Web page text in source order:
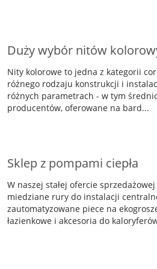
Duży wybór nitów
Nity kolorowe to jedna z kategorii
różnego rodzaju konstrukcji i
różnych parametrach - w tym
producentów, oferowane na bard...
Sklep z pompami ciepła
W naszej stałej ofercie
miedziane rury do instalacji
zautomatyzowane piece na
łazienkowe i akcesoria do